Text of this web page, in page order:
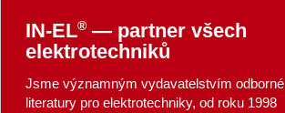
IN-EL®— partner všech
elektrotechniků
Jsme významným vydavatelstvím odborné
literatury pro elektrotechniky, od roku 1998